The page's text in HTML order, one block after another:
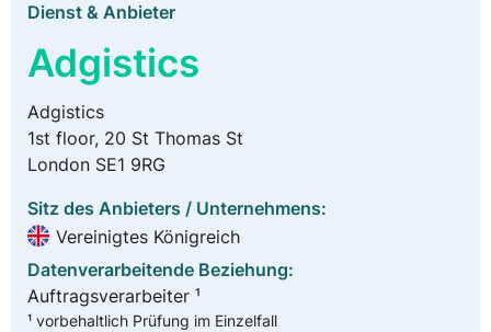
Dienst & Anbieter
Adgistics
Adgistics
1st floor, 20 St Thomas St
London SE1 9RG
Sitz des Anbieters / Unternehmens:
Vereinigtes Königreich
Datenverarbeitende Beziehung:
Auftragsverarbeiter ¹
¹ vorbehaltlich Prüfung im Einzelfall